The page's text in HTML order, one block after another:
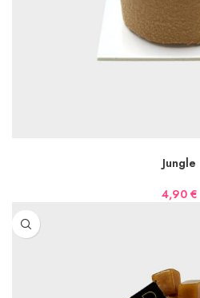
Jungle
4,90 €